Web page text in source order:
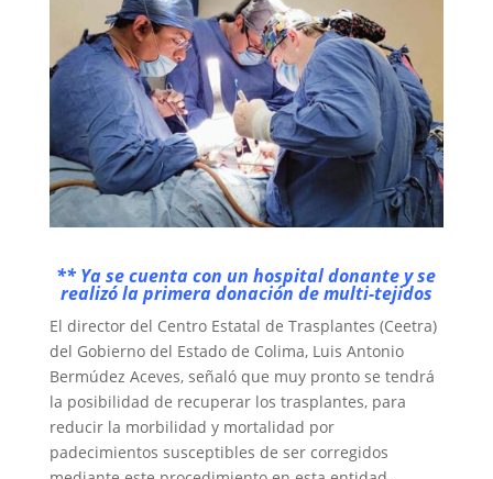
** Ya se cuenta con un hospital donante y se
realizó la primera donación de multi-tejidos
El director del Centro Estatal de Trasplantes (Ceetra)
del Gobierno del Estado de Colima, Luis Antonio
Bermúdez Aceves, señaló que muy pronto se tendrá
la posibilidad de recuperar los trasplantes, para
reducir la morbilidad y mortalidad por
padecimientos susceptibles de ser corregidos